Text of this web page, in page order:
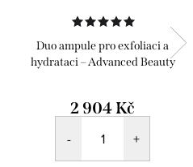
Duo ampule pro exfoliaci a
hydrataci – Advanced Beauty
2 904 Kč